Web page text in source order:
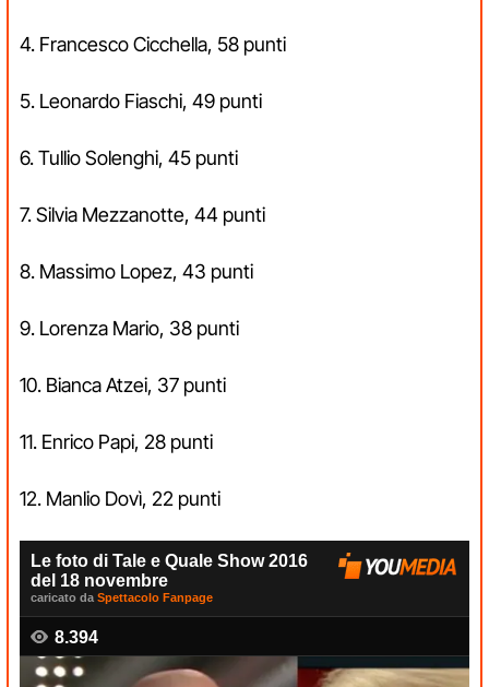
4. Francesco Cicchella, 58 punti
5. Leonardo Fiaschi, 49 punti
6. Tullio Solenghi, 45 punti
7. Silvia Mezzanotte, 44 punti
8. Massimo Lopez, 43 punti
9. Lorenza Mario, 38 punti
10. Bianca Atzei, 37 punti
11. Enrico Papi, 28 punti
12. Manlio Dovì, 22 punti